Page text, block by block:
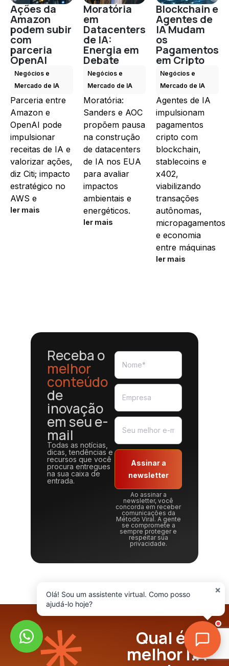
Ações da
Amazon
podem subir
com
parceria
OpenAI
Negócios e
Mercado de IA
Parceria entre
Amazon e
OpenAI pode
impulsionar
receitas de IA e
valorizar ações,
diz Citi; impacto
estratégico no
AWS e
ler mais
Moratória
em
Datacenters
de IA:
Energia em
Debate
Negócios e
Mercado de IA
Moratória:
Sanders e AOC
propõem pausa
na construção
de datacenters
de IA nos EUA
para avaliar
impactos
ambientais e
energéticos.
ler mais
Blockchain e
Agentes de
IA Mudam
os
Pagamentos
em Cripto
Negócios e
Mercado de IA
Agentes de IA
impulsionam
pagamentos
cripto com
blockchain,
stablecoins e
x402,
viabilizando
transações
autônomas,
micropagamentos
e economia
entre máquinas
ler mais
Receba o
melhor
conteúdo
de
inovação
em seu e-
mail
Todas as notícias,
dicas, tendências e
recursos que você
procura entregues
na sua caixa de
entrada.
Assinar a
newsletter
Ao assinar a
newsletter, você
concorda em receber
comunicações da
Método Viral. A gente
se compromete a
sempre proteger e
respeitar sua
privacidade.
Qual é a
melhor I.A
×
Olá! Sou um assistente virtual. Como posso
ajudá-lo hoje?